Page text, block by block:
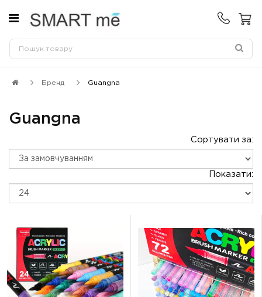
Бренд Guangna
Guangna
Сортувати за:
Показати: